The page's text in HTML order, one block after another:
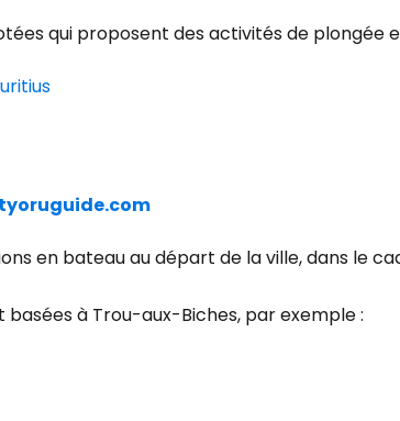
qui proposent des activités de plongée
en bateau au départ de la ville, dans le
basées à Trou-aux-Biches, par exemple :